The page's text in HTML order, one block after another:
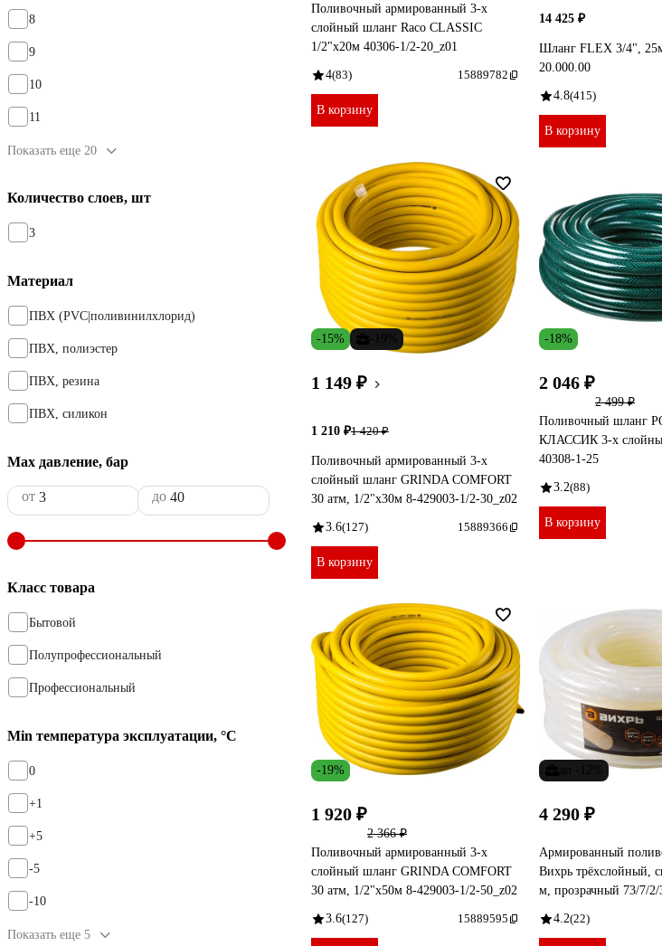
8
9
10
11
Показать еще 20
Количество слоев, шт
3
Материал
ПВХ (PVC|поливинилхлорид)
ПВХ, полиэстер
ПВХ, резина
ПВХ, силикон
Max давление, бар
от до
Класс товара
Бытовой
Полупрофессиональный
Профессиональный
Min температура эксплуатации, °С
0
+1
+5
-5
-10
Показать еще 5
Поливочный армированный 3-х
слойный шланг Raco CLASSIC
1/2"x20м 40306-1/2-20_z01
4(83) 15889782
В корзину
14 425 ₽
Шланг FLEX 3/4",
20.000.00
4.8(415)
В корзину
-15%
1 149 ₽
1 210 ₽1 420 ₽
Поливочный армированный 3-х
слойный шланг GRINDA COMFORT
30 атм, 1/2"х30м 8-429003-1/2-30_z02
3.6(127) 15889366
В корзину
-18%
2 046 ₽
2 499 ₽
Поливочный шланг
КЛАССИК 3-х
40308-1-25
3.2(88)
В корзину
-19%
1 920 ₽
2 366 ₽
Поливочный армированный 3-х
слойный шланг GRINDA COMFORT
30 атм, 1/2"х50м 8-429003-1/2-50_z02
3.6(127) 15889595
4 290 ₽
Армированный
Вихрь трёхслойный,
м, прозрачный 73/7/2/
4.2(22)